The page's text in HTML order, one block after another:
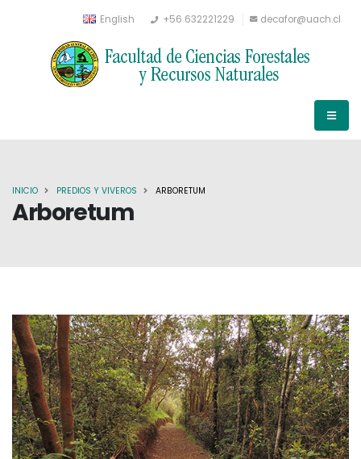
English +56 632221229 decafor@uach.cl
Arboretum
INICIO PREDIOS Y VIVEROS ARBORETUM